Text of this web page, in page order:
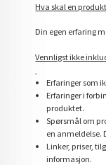
Hva skal en
Din egen erfaring
Vennligst ikke
Erfaringer som
Erfaringer i
produktet.
Spørsmål om
en anmeldelse.
Linker, priser,
informasjon.